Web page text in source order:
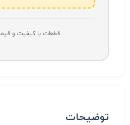
قطعات با کیفیت و
توضیحات